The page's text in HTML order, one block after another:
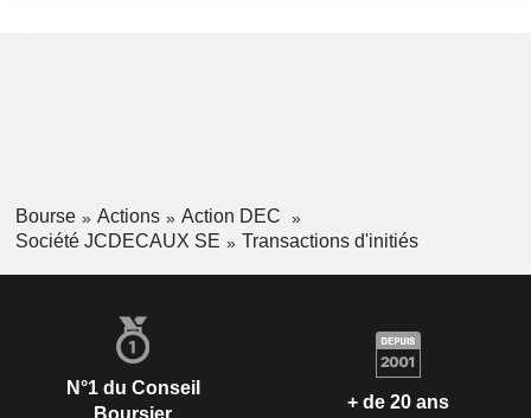
Bourse Actions
Action DEC
Société JCDECAUX SE
Transactions d'initiés
N°1 du Conseil
Boursier
+ de 20 ans